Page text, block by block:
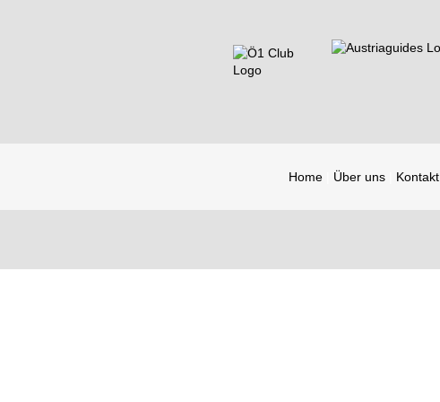
Home Über uns Kontakt